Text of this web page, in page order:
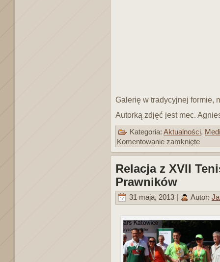
Galerię w tradycyjnej formie,
Autorką zdjęć jest mec.
Kategoria: Aktualności,
Komentowanie zamknięte
Relacja z XVII
Prawników
31 maja, 2013 | Autor: